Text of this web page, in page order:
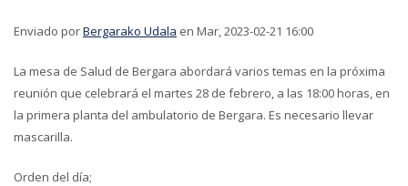
Enviado porBergarako Udala en Mar, 2023-02-21 16:00
La mesa de Salud de Bergara abordará varios temas en la próxima
reunión que celebrará el martes 28 de febrero, a las 18:00 horas, en
la primera planta del ambulatorio de Bergara. Es necesario llevar
mascarilla.
Orden del día;